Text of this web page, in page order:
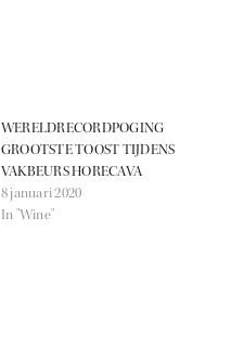
WERELDRECORDPOGING
GROOTSTE TOOST TIJDENS
VAKBEURS HORECAVA
8 januari 2020
In "Wine"